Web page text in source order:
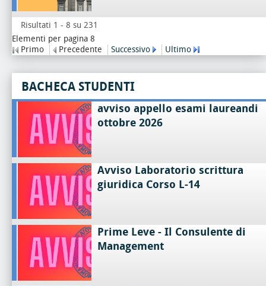
Risultati 1 - 8 su 231
Elementi per pagina 8
Primo
Precedente Successivo Ultimo
BACHECA STUDENTI
avviso appello esami laureandi
ottobre 2026
Avviso Laboratorio scrittura
giuridica Corso L-14
Prime Leve - Il Consulente di
Management